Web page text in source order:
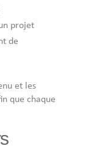
projet
de
et les
que chaque